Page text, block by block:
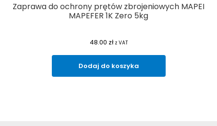
Zaprawa do ochrony prętów zbrojeniowych MAPEI
MAPEFER 1K Zero 5kg
48.00 zł z VAT
Dodaj do koszyka